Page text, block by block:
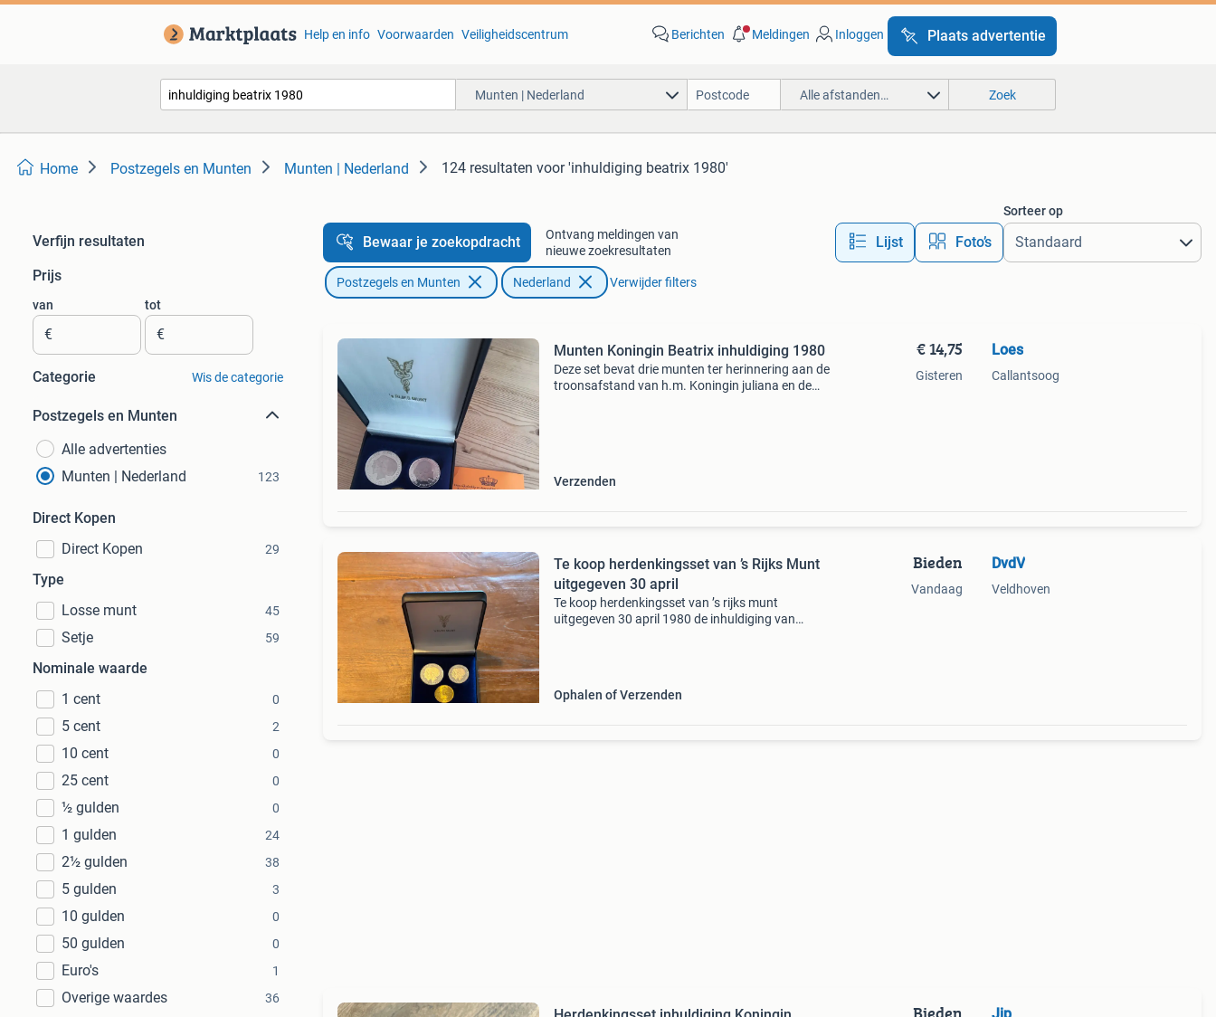
Help en info Voorwaarden Veiligheidscentrum Berichten Meldingen Inloggen Plaats advertentie
Munten | Nederland Alle afstanden… Zoek
Home Postzegels en Munten Munten | Nederland 124 resultaten voor 'inhuldiging beatrix 1980'
Verfijn resultaten
Prijs
van
€
tot
€
Categorie Wis de categorie
Postzegels en Munten
Alle advertenties
Munten | Nederland
123
Direct Kopen
Direct Kopen
29
Type
Losse munt
45
Setje 59
Nominale waarde
1 cent
0
5 cent 2
10 cent 0
25 cent 0
½ gulden 0
1 gulden 24
2½ gulden 38
5 gulden 3
10 gulden 0
50 gulden 0
Euro's 1
Overige waardes 36
Bewaar je zoekopdracht
Ontvang meldingen van
nieuwe zoekresultaten
Lijst Foto’s
Sorteer op
Postzegels en Munten Nederland Verwijder filters
Munten Koningin Beatrix inhuldiging 1980
Deze set bevat drie munten ter herinnering aan de
troonsafstand van h.m. Koningin juliana en de
Verzenden
€ 14,75
Gisteren
Loes
Callantsoog
Te koop herdenkingsset van ’s Rijks Munt
uitgegeven 30 april
Te koop herdenkingsset van ’s rijks munt
uitgegeven 30 april 1980 de inhuldiging van
Ophalen of Verzenden
Bieden
Vandaag
DvdV
Veldhoven